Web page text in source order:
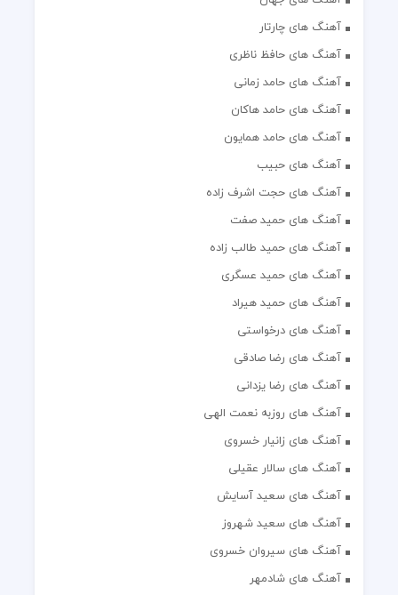
آهنگ های چارتار
آهنگ های حافظ ناظری
آهنگ های حامد زمانی
آهنگ های حامد هاکان
آهنگ های حامد همایون
آهنگ های حبیب
آهنگ های حجت اشرف زاده
آهنگ های حمید صفت
آهنگ های حمید طالب زاده
آهنگ های حمید عسگری
آهنگ های حمید هیراد
آهنگ های درخواستی
آهنگ های رضا صادقی
آهنگ های رضا یزدانی
آهنگ های روزبه نعمت الهی
آهنگ های زانیار خسروی
آهنگ های سالار عقیلی
آهنگ های سعید آسایش
آهنگ های سعید شهروز
آهنگ های سیروان خسروی
آهنگ های شادمهر